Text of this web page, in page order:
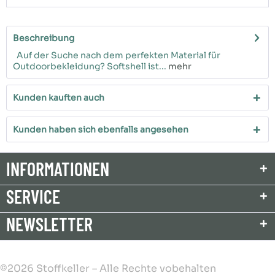
Beschreibung
Auf der Suche nach dem perfekten Material für
Outdoorbekleidung? Softshell ist... mehr
Kunden kauften auch
Kunden haben sich ebenfalls angesehen
INFORMATIONEN
SERVICE
NEWSLETTER
©2026 Stoffkeller – Alle Rechte vobehalten